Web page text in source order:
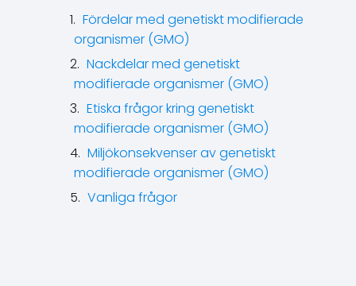
Fördelar med genetiskt modifierade
organismer (GMO)
Nackdelar med genetiskt
modifierade organismer (GMO)
Etiska frågor kring genetiskt
modifierade organismer (GMO)
Miljökonsekvenser av genetiskt
modifierade organismer (GMO)
Vanliga frågor